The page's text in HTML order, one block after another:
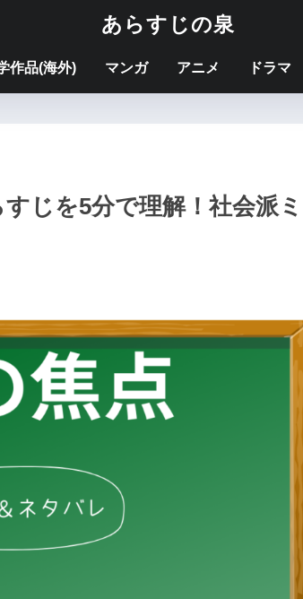
あらすじの泉
作品(海外) マンガ アニメ ドラマ
じを5分で理解！社会派ミ